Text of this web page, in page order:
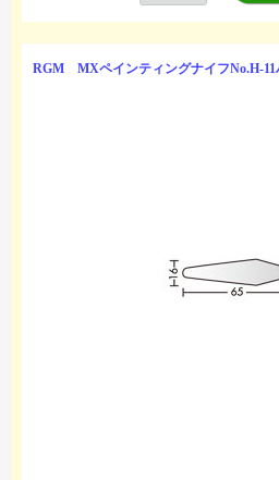
RGM MXペインティングナイフNo.H-11